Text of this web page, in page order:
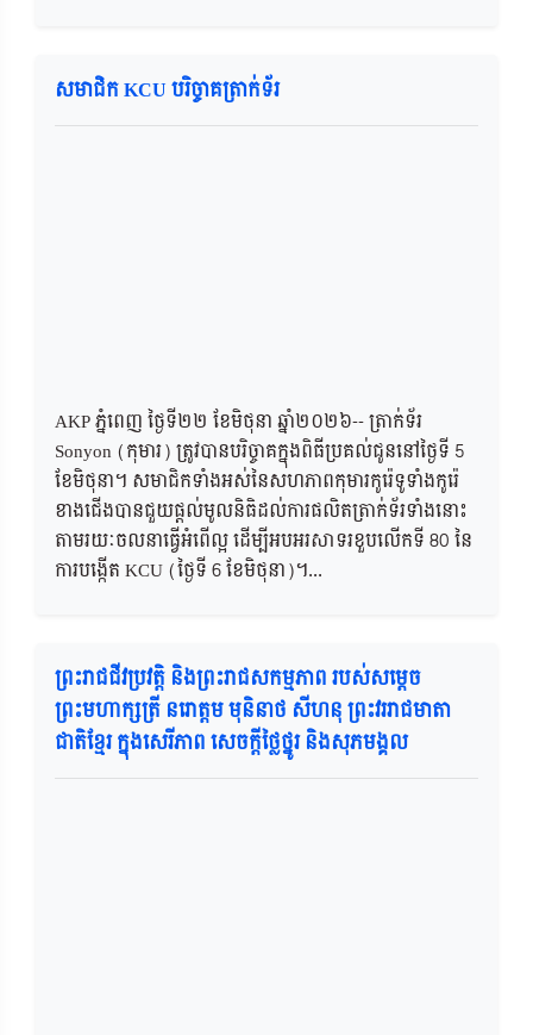
សមាជិក KCU បរិច្ចាគត្រាក់ទ័រ
AKP ភ្នំពេញ ថ្ងៃទី២២​ ខែមិថុនា ឆ្នាំ២០២៦-- ត្រាក់ទ័រ
Sonyon (កុមារ) ត្រូវបានបរិច្ចាគក្នុងពិធីប្រគល់ជូននៅថ្ងៃទី 5
ខែមិថុនា។ សមាជិកទាំងអស់នៃសហភាពកុមារកូរ៉េទូទាំងកូរ៉េ
ខាងជើងបានជួយផ្តល់មូលនិធិដល់ការផលិតត្រាក់ទ័រទាំងនោះ
តាមរយៈចលនាធ្វើអំពើល្អ ដើម្បីអបអរសាទរខួបលើកទី 80 នៃ
ការបង្កើត KCU (ថ្ងៃទី 6 ខែមិថុនា)។...
ព្រះរាជជីវប្រវត្តិ និងព្រះរាជសកម្មភាព របស់សម្តេច
ព្រះមហាក្សត្រី នរោត្តម មុនិនាថ សីហនុ ព្រះវររាជមាតា
ជាតិខ្មែរ ក្នុងសេរីភាព សេចក្តីថ្លៃថ្នូរ និងសុភមង្គល